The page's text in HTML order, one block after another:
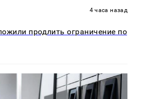
4 часа назад
продлить ограничение по